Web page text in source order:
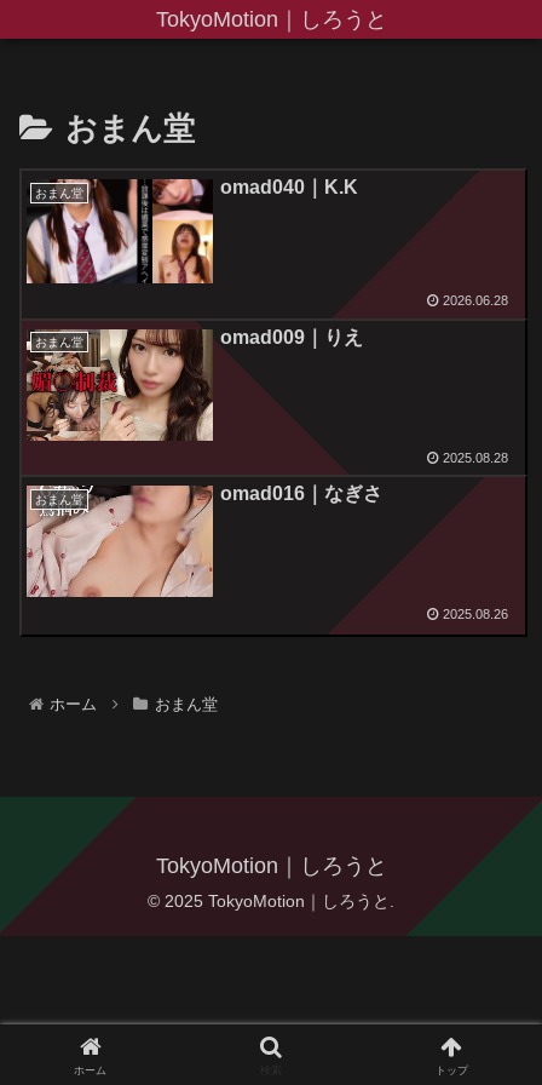
TokyoMotion｜しろうと
おまん堂
おまん堂 omad040｜K.K
2026.06.28
おまん堂 omad009｜りえ
2025.08.28
おまん堂 omad016｜なぎさ
2025.08.26
ホーム おまん堂
TokyoMotion｜しろうと
© 2025 TokyoMotion｜しろうと.
ホーム トップ